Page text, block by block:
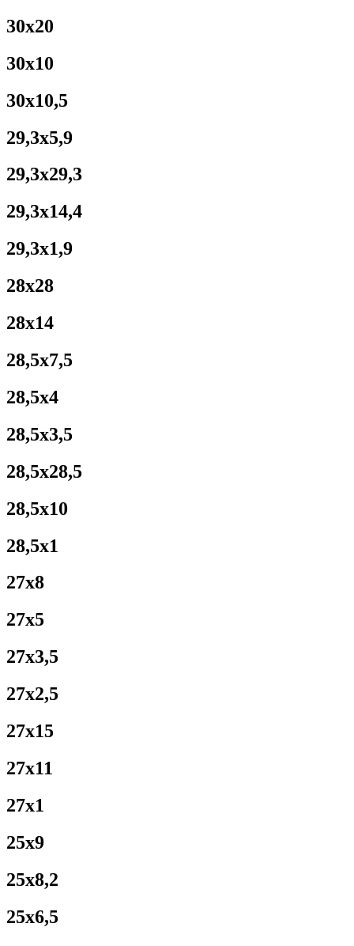
30x20
30x10
30x10,5
29,3x5,9
29,3x29,3
29,3x14,4
29,3x1,9
28x28
28x14
28,5x7,5
28,5x4
28,5x3,5
28,5x28,5
28,5x10
28,5x1
27x8
27x5
27x3,5
27x2,5
27x15
27x11
27x1
25x9
25x8,2
25x6,5